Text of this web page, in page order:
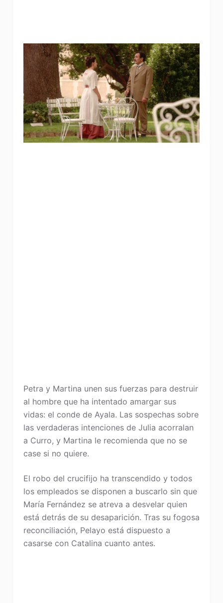
Petra y Martina unen sus fuerzas para destruir
al hombre que ha intentado amargar sus
vidas: el conde de Ayala. Las sospechas sobre
las verdaderas intenciones de Julia acorralan
a Curro, y Martina le recomienda que no se
case si no quiere.
El robo del crucifijo ha transcendido y todos
los empleados se disponen a buscarlo sin que
María Fernández se atreva a desvelar quien
está detrás de su desaparición. Tras su fogosa
reconciliación, Pelayo está dispuesto a
casarse con Catalina cuanto antes.